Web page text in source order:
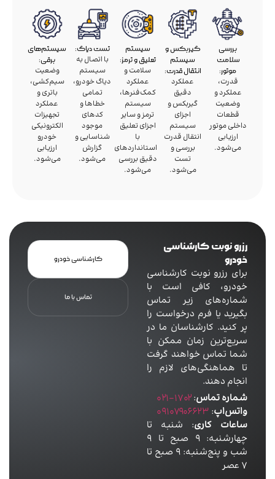
بررسی
سلامت
موتور:
قدرت،
عملکرد و
وضعیت
قطعات
داخلی موتور
ارزیابی
می‌شود.
گیربکس و
سیستم
انتقال قدرت:
عملکرد
دقیق
گیربکس و
اجزای
سیستم
انتقال قدرت
بررسی و
تست
می‌شود.
سیستم
تعلیق و ترمز:
سلامت و
عملکرد
کمک‌فنرها،
سیستم
ترمز و سایر
اجزای تعلیق
با
استانداردهای
دقیق بررسی
می‌شود.
تست دیاگ:
با اتصال به
سیستم
دیاگ خودرو،
تمامی
خطاها و
کدهای
موجود
شناسایی و
گزارش
می‌شود.
سیستم‌های
برقی:
وضعیت
سیم‌کشی،
باتری و
عملکرد
تجهیزات
الکترونیکی
خودرو
ارزیابی
می‌شود.
رزرو نوبت کارشناسی
خودرو
برای رزرو نوبت کارشناسی
خودرو، کافی است با
شماره‌های زیر تماس
بگیرید یا فرم درخواست را
پر کنید. کارشناسان ما در
سریع‌ترین زمان ممکن با
شما تماس خواهند گرفت
تا هماهنگی‌های لازم را
انجام دهند.
شماره تماس:
1702-021
واتس‌اپ:
09107906623
ساعات کاری: شنبه تا
چهارشنبه: 9 صبح تا 9
شب و پنج‌شنبه: 9 صبح تا
7 عصر
کارشناسی خودرو
تماس با ما